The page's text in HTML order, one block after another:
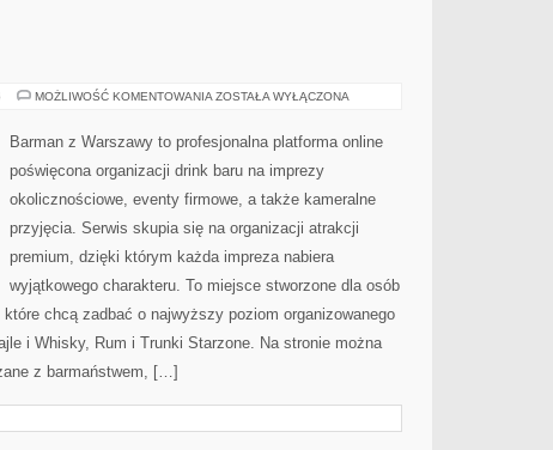
MOŻLIWOŚĆ KOMENTOWANIA DRINKI
ZOSTAŁA WYŁĄCZONA
Barman z Warszawy to profesjonalna platforma online
poświęcona organizacji drink baru na imprezy
okolicznościowe, eventy firmowe, a także kameralne
przyjęcia. Serwis skupia się na organizacji atrakcji
premium, dzięki którym każda impreza nabiera
wyjątkowego charakteru. To miejsce stworzone dla osób
chcą zadbać o najwyższy poziom organizowanego
i Whisky, Rum i Trunki Starzone. Na stronie można
z barmaństwem, […]